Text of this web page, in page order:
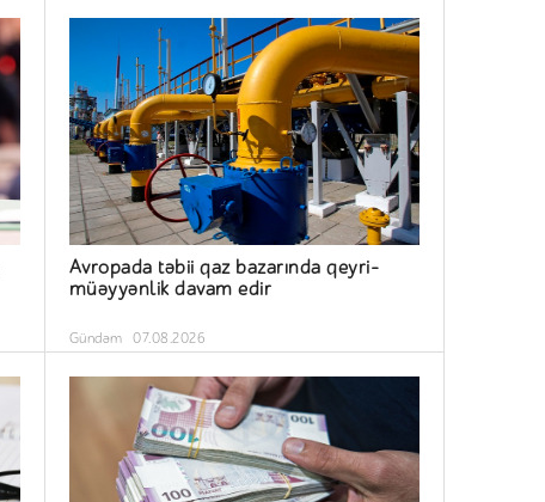
Avropada təbii qaz bazarında qeyri-
müəyyənlik davam edir
Gündəm 07.08.2026